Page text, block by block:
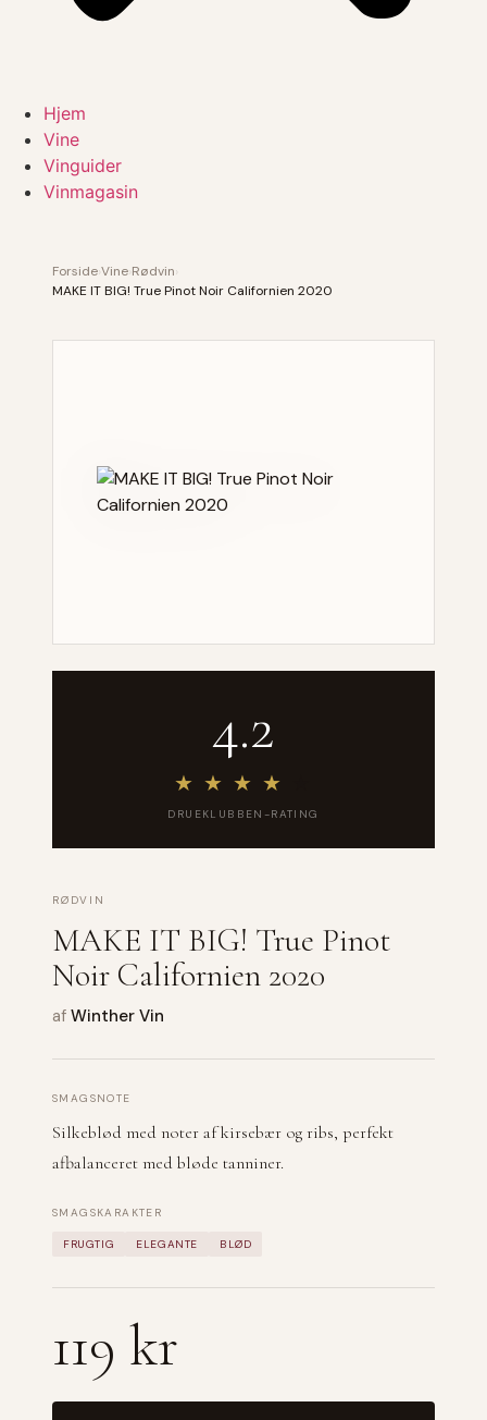
Hjem
Vine
Vinguider
Vinmagasin
ForsideVine Rødvin
MAKE IT BIG! True Pinot Noir Californien 2020
4.2
★ ★ ★ ★
DRUEKLUBBEN-RATING
RØDVIN
MAKE IT BIG! True Pinot
Noir Californien 2020
af Winther Vin
SMAGSNOTE
Silkeblød med noter af kirsebær og ribs, perfekt
afbalanceret med bløde tanniner.
SMAGSKARAKTER
FRUGTIG ELEGANTE BLØD
119 kr